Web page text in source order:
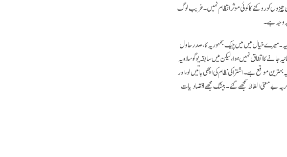
کو روکنے کا کوئی موثر انتظام نہیں۔ غریب لوگ
وجہ ہے۔
میرے خیال میں میں چیک جمہوريہ کا، صدر حاول
جانے کا اتفاق نہیں ہوا، لیکن میں سابقہ یوگوسلاویہ
بہترین موقع ہے۔ اشتراکی نظام کی اچھی باتیں لو، اور
یہ بےمعنی الفاظ سمجھے گئے۔ بیشک مجھے اقتصادیات